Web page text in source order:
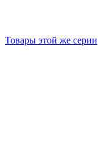
Товары этой же серии